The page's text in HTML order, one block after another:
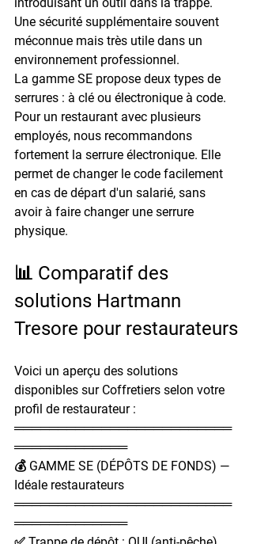
Une sécurité supplémentaire souvent
méconnue mais très utile dans un
environnement professionnel.
La gamme SE propose deux types de
serrures : à clé ou électronique à code.
Pour un restaurant avec plusieurs
employés, nous recommandons
fortement la serrure électronique. Elle
permet de changer le code facilement
en cas de départ d'un salarié, sans
avoir à faire changer une serrure
physique.
📊 Comparatif des
solutions Hartmann
Tresore pour restaurateurs
Voici un aperçu des solutions
disponibles sur Coffretiers selon votre
profil de restaurateur :
═════════════════════════
═════════════
💰 GAMME SE (DÉPÔTS DE FONDS) —
Idéale restaurateurs
═════════════════════════
═════════════